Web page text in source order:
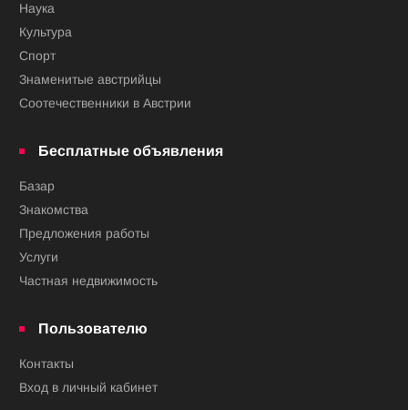
Наука
Культура
Спорт
Знаменитые австрийцы
Соотечественники в Австрии
Бесплатные объявления
Базар
Знакомства
Предложения работы
Услуги
Частная недвижимость
Пользователю
Контакты
Вход в личный кабинет